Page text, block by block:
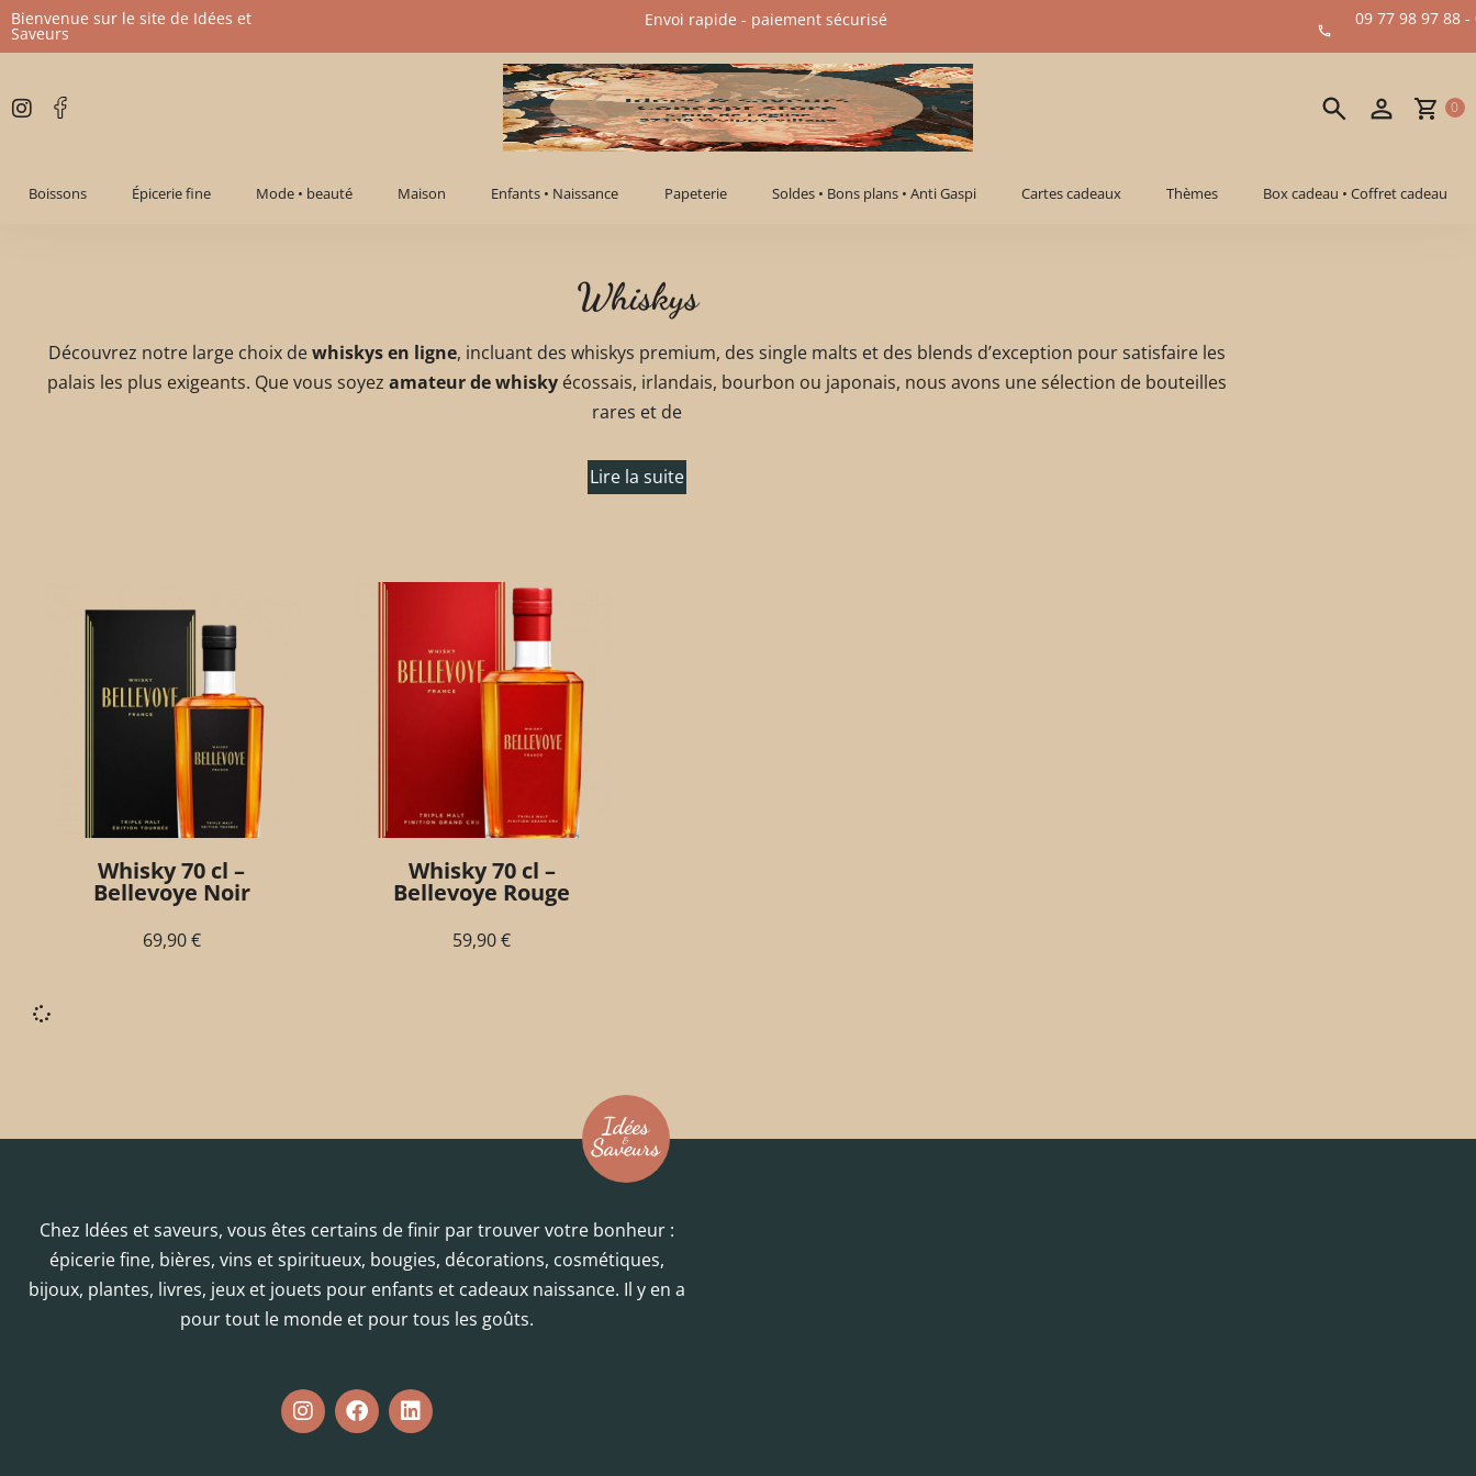
Aller
contenu
Bienvenue sur le site de Idées et
Saveurs
09 77 98 97 88 -
Envoi rapide - paiement sécurisé​
0
Boissons Épicerie fine Mode • beauté Maison Enfants • Naissance Papeterie Soldes • Bons plans • Anti Gaspi Cartes cadeaux Thèmes Box cadeau • Coffret cadeau
Whiskys
Découvrez notre large choix dewhiskys en ligne, incluant des whiskys premium, des single malts et des blends d’exception pour satisfaire les
palais les plus exigeants. Que vous soyez amateur de whisky écossais, irlandais, bourbon ou japonais, nous avons une sélection de bouteilles
rares et de
Lire la suite
Whisky 70 cl –
Bellevoye Noir
69,90€
Whisky 70 cl –
Bellevoye Rouge
59,90€
Chez Idées et saveurs, vous êtes certains de finir par trouver votre bonheur :
épicerie fine, bières, vins et spiritueux, bougies, décorations, cosmétiques,
bijoux, plantes, livres, jeux et jouets pour enfants et cadeaux naissance. Il y en a
pour tout le monde et pour tous les goûts.